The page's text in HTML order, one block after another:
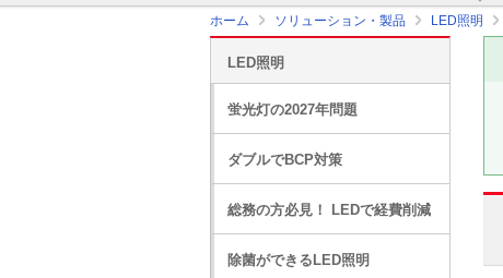
ホーム ソリューション・製品 LED照明
LED照明
蛍光灯の2027年問題
ダブルでBCP対策
総務の方必見！ LEDで経費削減
除菌ができるLED照明